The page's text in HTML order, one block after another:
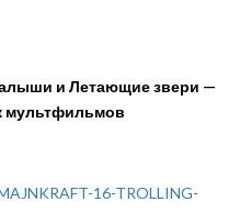
и Летающие звери —
мультфильмов